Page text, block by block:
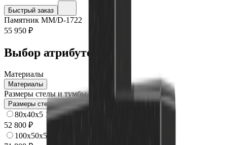
Быстрый заказ
Памятник ММ/D-1722
55 950 ₽
Выбор атрибутов
Материалы
Материалы
Размеры стелы и тумбы вертикальные
Размеры стелы и тумбы вертикальные
80x40x5 12x50x15
52 800 ₽
100x50x5 12x60x15